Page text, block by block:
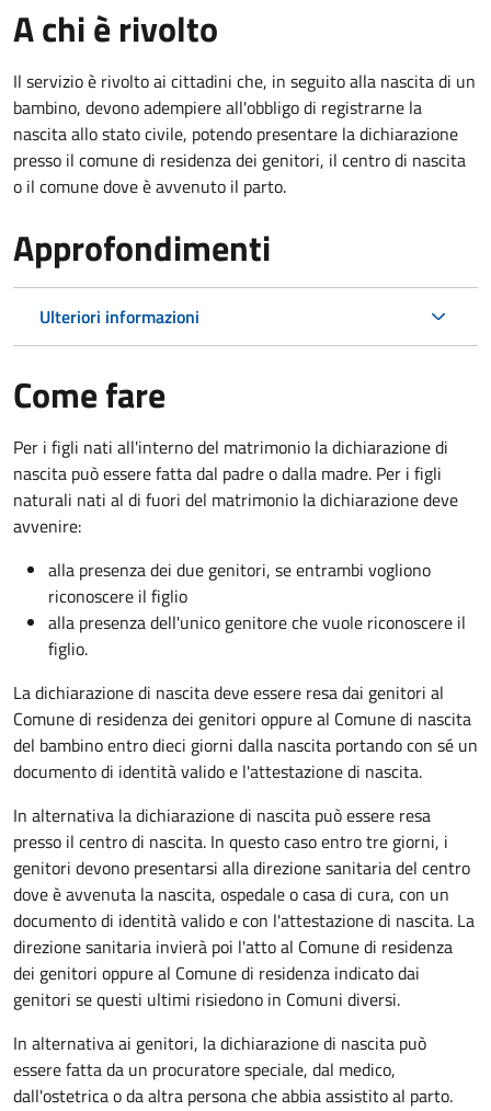
A chi è rivolto
Il servizio è rivolto ai cittadini che, in seguito alla nascita di un
bambino, devono adempiere all'obbligo di registrarne la
nascita allo stato civile, potendo presentare la dichiarazione
presso il comune di residenza dei genitori, il centro di nascita
o il comune dove è avvenuto il parto.
Approfondimenti
Ulteriori informazioni
Come fare
Per i figli nati all'interno del matrimonio la dichiarazione di
nascita può essere fatta dal padre o dalla madre. Per i figli
naturali nati al di fuori del matrimonio la dichiarazione deve
avvenire:
alla presenza dei due genitori, se entrambi vogliono
riconoscere il figlio
alla presenza dell'unico genitore che vuole riconoscere il
figlio.
La dichiarazione di nascita deve essere resa dai genitori al
Comune di residenza dei genitori oppure al Comune di nascita
del bambino entro dieci giorni dalla nascita portando con sé un
documento di identità valido e l'attestazione di nascita.
In alternativa la dichiarazione di nascita può essere resa
presso il centro di nascita. In questo caso entro tre giorni, i
genitori devono presentarsi alla direzione sanitaria del centro
dove è avvenuta la nascita, ospedale o casa di cura, con un
documento di identità valido e con l'attestazione di nascita. La
direzione sanitaria invierà poi l'atto al Comune di residenza
dei genitori oppure al Comune di residenza indicato dai
genitori se questi ultimi risiedono in Comuni diversi.
In alternativa ai genitori, la dichiarazione di nascita può
essere fatta da un procuratore speciale, dal medico,
dall'ostetrica o da altra persona che abbia assistito al parto.